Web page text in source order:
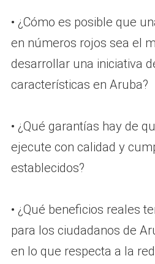
• ¿Cómo es posible que
en números rojos sea el
desarrollar una iniciativa
características en Aruba?
• ¿Qué garantías hay de
ejecute con calidad y
establecidos?
• ¿Qué beneficios reales
para los ciudadanos de
en lo que respecta a la